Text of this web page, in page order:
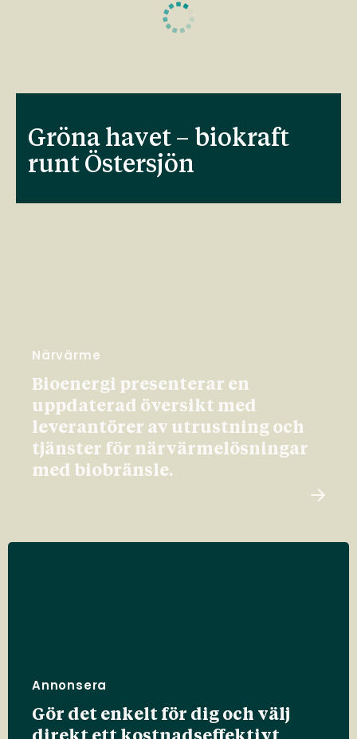
Gröna havet – biokraft
runt Östersjön
Närvärme
Bioenergi presenterar en
uppdaterad översikt med
leverantörer av utrustning och
tjänster för närvärmelösningar
med biobränsle.
Annonsera
Gör det enkelt för dig och välj